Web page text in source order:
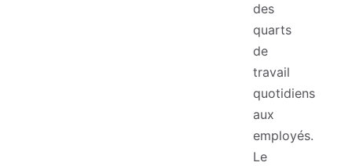
des
quarts
de
travail
quotidiens
aux
employés.
Le